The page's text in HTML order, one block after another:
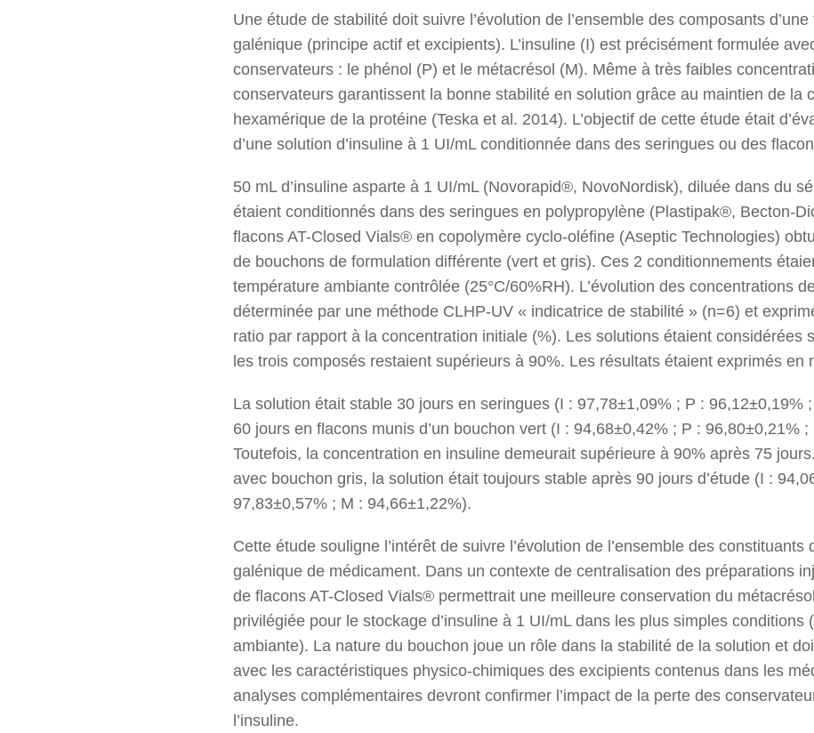
Une étude de stabilité doit suivre l’évolution de l’ensemble des composants
galénique (principe actif et excipients). L’insuline (I) est précisément formulée
conservateurs : le phénol (P) et le métacrésol (M). Même à très faibles
conservateurs garantissent la bonne stabilité en solution grâce au maintien de la
hexamérique de la protéine (Teska et al. 2014). L’objectif de cette étude était
d’une solution d’insuline à 1 UI/mL conditionnée dans des seringues ou des
50 mL d’insuline asparte à 1 UI/mL (Novorapid®, NovoNordisk), diluée dans du
étaient conditionnés dans des seringues en polypropylène (Plastipak®, Becton-
flacons AT-Closed Vials® en copolymère cyclo-oléfine (Aseptic Technologies)
de bouchons de formulation différente (vert et gris). Ces 2 conditionnements
température ambiante contrôlée (25°C/60%RH). L’évolution des concentrations
déterminée par une méthode CLHP-UV « indicatrice de stabilité » (n=6) et
ratio par rapport à la concentration initiale (%). Les solutions étaient considérées
les trois composés restaient supérieurs à 90%. Les résultats étaient exprimés en
La solution était stable 30 jours en seringues (I : 97,78±1,09% ; P : 96,12±0,19%
60 jours en flacons munis d’un bouchon vert (I : 94,68±0,42% ; P : 96,80±0,21%
Toutefois, la concentration en insuline demeurait supérieure à 90% après 75
avec bouchon gris, la solution était toujours stable après 90 jours d’étude (I :
97,83±0,57% ; M : 94,66±1,22%).
Cette étude souligne l’intérêt de suivre l’évolution de l’ensemble des constituants
galénique de médicament. Dans un contexte de centralisation des préparations
de flacons AT-Closed Vials® permettrait une meilleure conservation du
privilégiée pour le stockage d’insuline à 1 UI/mL dans les plus simples conditions
ambiante). La nature du bouchon joue un rôle dans la stabilité de la solution et
avec les caractéristiques physico-chimiques des excipients contenus dans les
analyses complémentaires devront confirmer l’impact de la perte des
l’insuline.